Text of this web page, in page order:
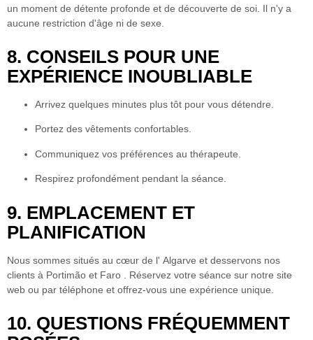
un moment de détente profonde et de découverte de soi. Il n'y a
aucune restriction d'âge ni de sexe.
8. CONSEILS POUR UNE
EXPÉRIENCE INOUBLIABLE
Arrivez quelques minutes plus tôt pour vous détendre.
Portez des vêtements confortables.
Communiquez vos préférences au thérapeute.
Respirez profondément pendant la séance.
9. EMPLACEMENT ET
PLANIFICATION
Nous sommes situés au cœur de l' Algarve et desservons nos
clients à Portimão et Faro . Réservez votre séance sur notre site
web ou par téléphone et offrez-vous une expérience unique.
10. QUESTIONS FRÉQUEMMENT